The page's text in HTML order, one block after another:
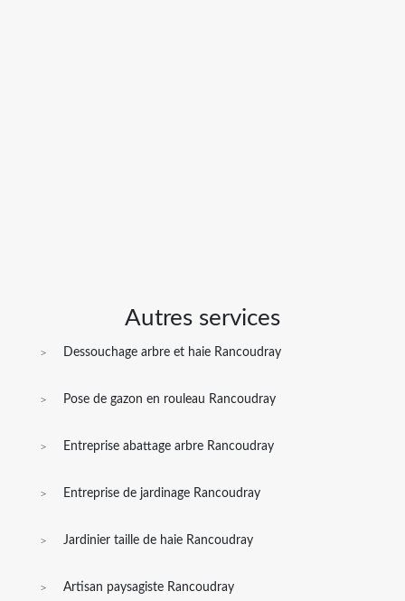
Autres services
Dessouchage arbre et haie Rancoudray
Pose de gazon en rouleau Rancoudray
Entreprise abattage arbre Rancoudray
Entreprise de jardinage Rancoudray
Jardinier taille de haie Rancoudray
Artisan paysagiste Rancoudray